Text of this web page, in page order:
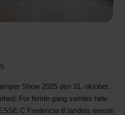
Show 2025 den 31. oktober,
For femte gang samles hele
C Fredericia til landets eneste